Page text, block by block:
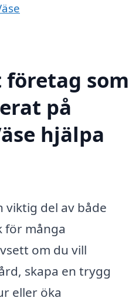
som
på
hjälpa
viktig del av både
för många
om du vill
skapa en trygg
eller öka